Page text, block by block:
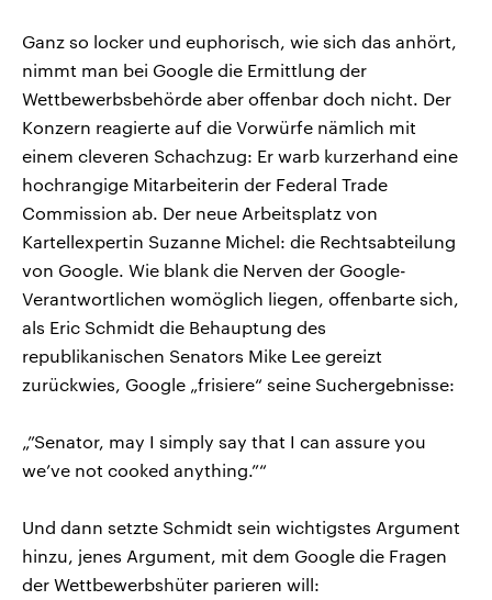
Ganz so locker und euphorisch, wie sich das anhört,
nimmt man bei Google die Ermittlung der
Wettbewerbsbehörde aber offenbar doch nicht. Der
Konzern reagierte auf die Vorwürfe nämlich mit
einem cleveren Schachzug: Er warb kurzerhand eine
hochrangige Mitarbeiterin der Federal Trade
Commission ab. Der neue Arbeitsplatz von
Kartellexpertin Suzanne Michel: die Rechtsabteilung
von Google. Wie blank die Nerven der Google-
Verantwortlichen womöglich liegen, offenbarte sich,
als Eric Schmidt die Behauptung des
republikanischen Senators Mike Lee gereizt
zurückwies, Google „frisiere“ seine Suchergebnisse:
„”Senator, may I simply say that I can assure you
we’ve not cooked anything.”“
Und dann setzte Schmidt sein wichtigstes Argument
hinzu, jenes Argument, mit dem Google die Fragen
der Wettbewerbshüter parieren will: